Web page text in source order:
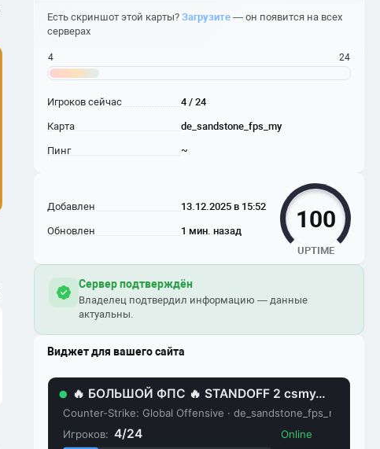
Есть скриншот этой карты? Загрузите — он появится на всех
серверах
4 24
Игроков сейчас 4 / 24
Карта de_sandstone_fps_my
Пинг ~
Добавлен 13.12.2025 в 15:52
Обновлен 1 мин. назад 100
UPTIME
Сервер подтверждён
Владелец подтвердил информацию — данные
актуальны.
Виджет для вашего сайта